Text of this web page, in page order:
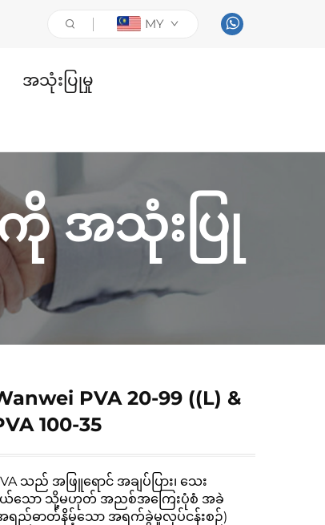
MY
အသုံးပြုမှု
ကို အသုံးပြု
PVA 20-99 ((L) &
100-35
သည် အဖြူရောင် အချပ်ပြား၊ သေး
သော သို့မဟုတ် အညစ်အကြေးပုံစံ အခဲ
ရည်ဓာတ်နိမ့်သော အရက်ခွဲမှုလုပ်ငန်းစဉ်)